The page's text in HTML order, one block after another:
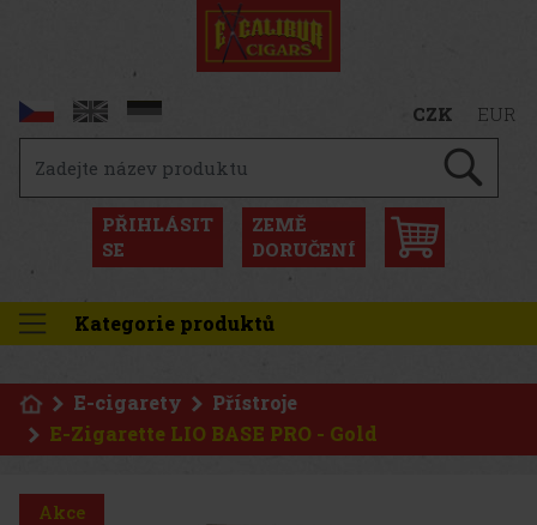
CZK EUR
PŘIHLÁSIT
SE
ZEMĚ
DORUČENÍ
Kategorie produktů
E-cigarety
Přístroje
E-Zigarette LIO BASE PRO - Gold
Akce